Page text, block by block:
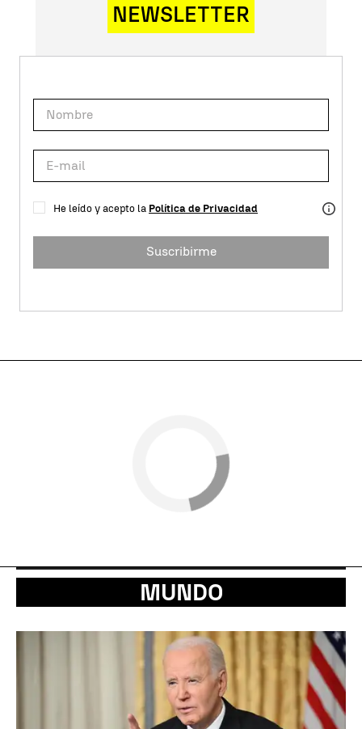
NEWSLETTER
He leído y acepto la Política de Privacidad
Suscribirme
MUNDO